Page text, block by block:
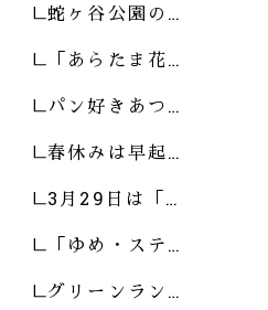
蛇ヶ谷公園の…
「あらたま花…
パン好きあつ…
春休みは早起…
3月29日は「…
「ゆめ・ステ…
グリーンラン…